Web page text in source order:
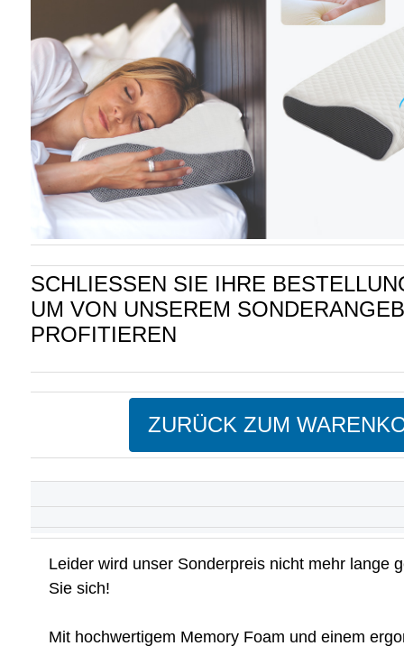
SCHLIESSEN SIE IHRE
UM VON UNSEREM
PROFITIEREN
ZURÜCK ZUM
Leider wird unser Sonderpreis nicht mehr lange
Sie sich!
Mit hochwertigem Memory Foam und einem